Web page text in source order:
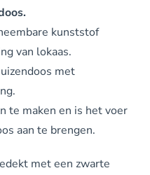
kunststof
van lokaas.
met
te maken en is het voer
aan te brengen.
met een zwarte